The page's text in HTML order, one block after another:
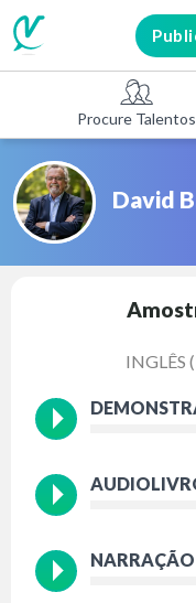
Procure Talentos
David
INGLÊS
NARRAÇÃO